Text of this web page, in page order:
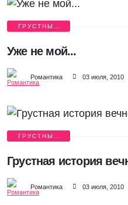
ГРУСТНЫЕ
Уже не мой...
Романтика 03 июля, 2010
ГРУСТНЫЕ
Грустная история
Романтика 03 июля, 2010